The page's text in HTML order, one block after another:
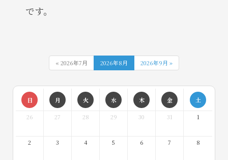
です。
« 2026年7月 2026年8月 2026年9月 »
日 月 火 水 木 金 土
26 27 28 29 30 31 1
2 3 4 5 6 7 8